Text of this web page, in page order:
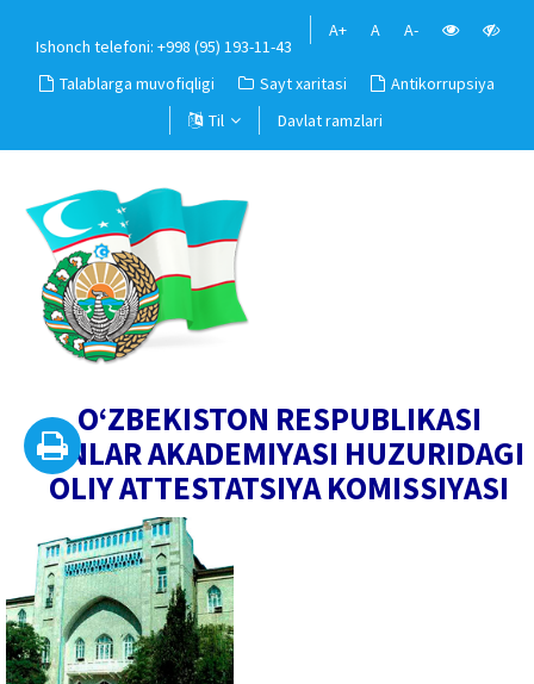
Ishonch telefoni: +998 (95) 193-11-43
A+ A A-
Talablarga muvofiqligi Sayt xaritasi
Antikorrupsiya
Til
Davlat ramzlari
O‘ZBEKISTON RESPUBLIKASI
FANLAR AKADEMIYASI HUZURIDAGI
OLIY ATTESTATSIYA KOMISSIYASI